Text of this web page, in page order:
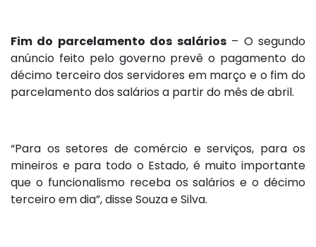
Fim do parcelamento dos salários– O segundo
anúncio feito pelo governo prevê o pagamento do
décimo terceiro dos servidores em março e o fim do
parcelamento dos salários a partir do mês de abril.
“Para os setores de comércio e serviços, para os
mineiros e para todo o Estado, é muito importante
que o funcionalismo receba os salários e o décimo
terceiro em dia”, disse Souza e Silva.